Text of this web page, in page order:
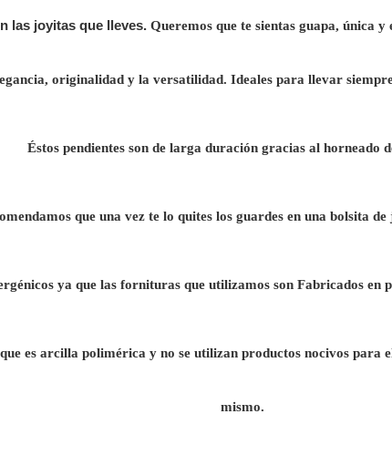
las joyitas que lleves. Queremos que te sientas guapa, única y
originalidad y la versatilidad. Ideales para llevar
Éstos pendientes son de larga duración gracias al horneado
que una vez te lo quites los guardes en una bolsita
ya que las fornituras que utilizamos son Fabricados en
es arcilla polimérica y no se utilizan productos nocivos
mismo.